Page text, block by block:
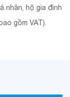
nhân, hộ gia đình
gồm VAT).